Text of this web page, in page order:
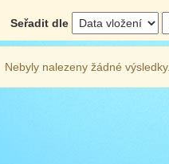
Seřadit dle
Nebyly nalezeny žádné výsledky.